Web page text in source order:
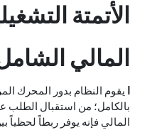
الأتمتة
المالي
ا يقوم النظام بدور المحرك
بالكامل؛ من استقبال الطلب
المالي فإنه يوفر ربطاً لحظياً